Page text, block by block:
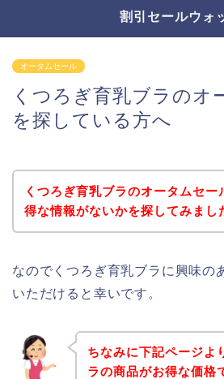
割引セールウォ
オータムセール
くつろぎ育乳ブラのオ
を探している方へ
くつろぎ育乳ブラのオータムセー
得な情報がないかを探してみまし
なのでくつろぎ育乳ブラに興味の
いただけると幸いです。
ちなみに下記ページよ
ラの商品がお得な価格